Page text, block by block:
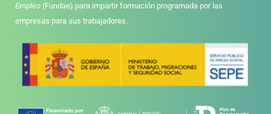
Empleo (Fundae) para impartir formación programada por las
empresas para sus trabajadores.